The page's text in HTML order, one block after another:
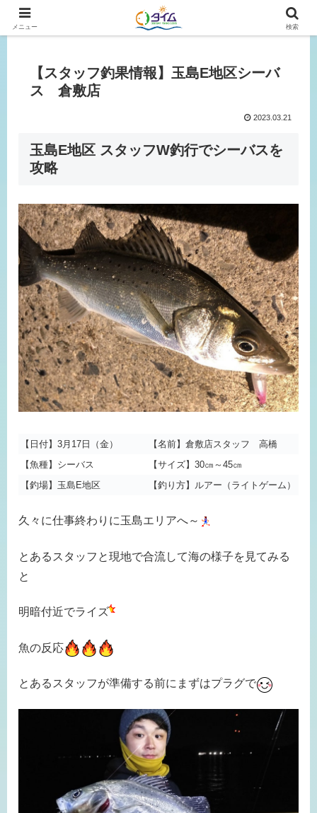
広島、岡山の釣り情報はタイムにおまかせ！
【スタッフ釣果情報】玉島E地区シーバ
ス 倉敷店
2023.03.21
玉島E地区 スタッフW釣行でシーバスを
攻略
【日付】3月17日（金）
【名前】倉敷店スタッフ 高橋
【魚種】シーバス
【サイズ】30㎝～45㎝
【釣場】玉島E地区
【釣り方】ルアー（ライトゲーム）
久々に仕事終わりに玉島エリアへ～
とあるスタッフと現地で合流して海の様子を見てみる
と
明暗付近でライズ
魚の反応
とあるスタッフが準備する前にまずはプラグで
メニュー 検索